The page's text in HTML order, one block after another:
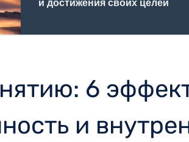
и достижения своих целей
6
и